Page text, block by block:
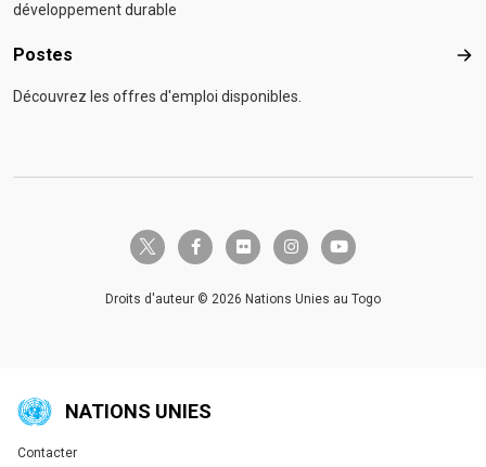
développement durable
Postes
Découvrez les offres d'emploi disponibles.
twitter-x facebook-fflickr instagramyoutube
Droits d'auteur © 2026 Nations Unies au Togo
NATIONS UNIES
Global U.N. menu
Contacter